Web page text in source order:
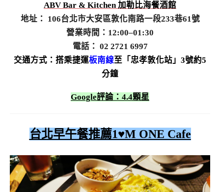
ABV Bar & Kitchen 加勒比海餐酒館
地址： 106台北市大安區敦化南路一段233巷61號
營業時間：12:00–01:30
電話： 02 2721 6997
交通方式：搭乘捷運板南線至「忠孝敦化站」3號約5
分鐘
Google評論：4.4顆星
台北早午餐推薦1♥M ONE Cafe